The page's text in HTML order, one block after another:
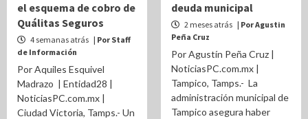
el esquema de cobro de
Quálitas Seguros
4 semanas atrás | Por Staff
de Información
​Por Aquiles Esquivel
Madrazo | Entidad28 |
NoticiasPC.com.mx |
Ciudad Victoria, Tamps.- Un
deuda municipal
2 meses atrás | Por Agustin
Peña Cruz
Por Agustín Peña Cruz |
NoticiasPC.com.mx |
Tampico, Tamps.- La
administración municipal de
Tampico asegura haber